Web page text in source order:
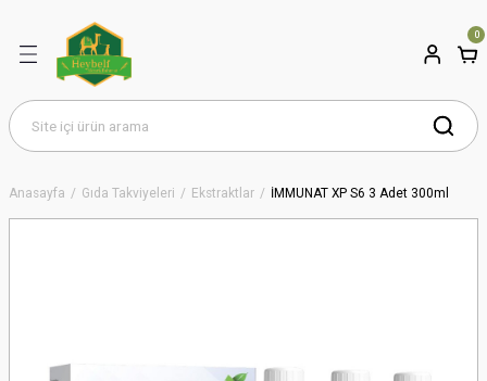
0
Anasayfa Gıda Takviyeleri Ekstraktlar İMMUNAT XP S6 3 Adet 300ml